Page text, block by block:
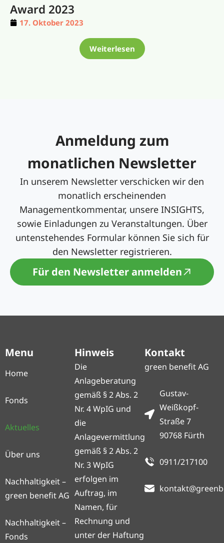
Award 2023
17. Oktober 2023
Weiterlesen
Anmeldung zum
monatlichen Newsletter
In unserem Newsletter verschicken wir den
monatlich erscheinenden
Managementkommentar, unsere INSIGHTS,
sowie Einladungen zu Veranstaltungen. Über
untenstehendes Formular können Sie sich für
den Newsletter registrieren.
Für den Newsletter anmelden
Menu
Home
Fonds
Aktuelles
Über uns
Nachhaltigkeit –
green benefit AG
Nachhaltigkeit –
Fonds
Hinweis
Die
Anlageberatung
gemäß § 2 Abs. 2
Nr. 4 WpIG und
die
Anlagevermittlung
gemäß § 2 Abs. 2
Nr. 3 WpIG
erfolgen im
Auftrag, im
Namen, für
Rechnung und
unter der Haftung
Kontakt
green benefit AG
Gustav-
Weißkopf-
Straße 7
90768 Fürth
0911/217100